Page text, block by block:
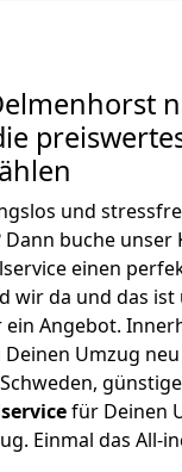
und
buche unser
einen
wir da und das ist
Angebot.
Umzug
Schweden,
für Deinen
Einmal das All-